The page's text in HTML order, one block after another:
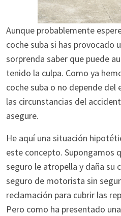
Aunque probablemente
coche suba si has provocado
sorprenda saber que puede
tenido la culpa. Como ya
coche suba o no depende del
las circunstancias del
asegure.
He aquí una situación
este concepto. Supongamos
seguro le atropella y daña su
seguro de motorista sin
reclamación para cubrir las
Pero como ha presentado